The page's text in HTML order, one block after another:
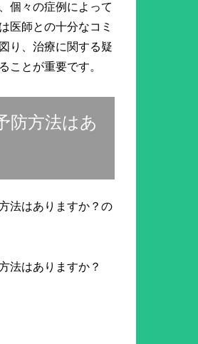
個々の症例によって
医師との十分なコミ
り、治療に関する疑
ことが重要です。
防方法はあ